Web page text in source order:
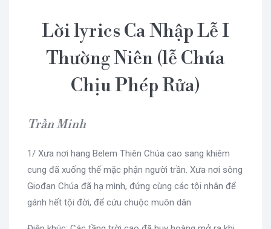
Lời lyrics Ca Nhập Lễ I
Thường Niên (lễ Chúa
Chịu Phép Rửa)
Trần Minh
1/ Xưa nơi hang Belem Thiên Chúa cao sang khiêm
cung đã xuống thế mặc phận người trần. Xưa nơi sông
Giođan Chúa đã hạ mình, đứng cùng các tội nhân để
gánh hết tội đời, để cứu chuộc muôn dân